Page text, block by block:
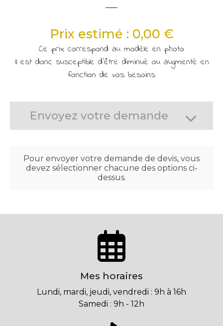
Prix estimé : 0,00 €
Ce prix correspond au modèle en photo
Il est donc susceptible d'être diminué ou augmenté en
fonction de vos besoins
Envoyez votre demande
Pour envoyer votre demande de devis, vous
devez sélectionner chacune des options ci-
dessus.
Mes horaires
Lundi, mardi, jeudi, vendredi : 9h à 16h
Samedi : 9h - 12h